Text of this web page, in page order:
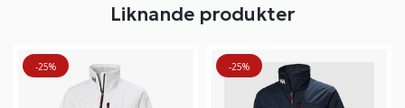
Liknande produkter
-25% -25%